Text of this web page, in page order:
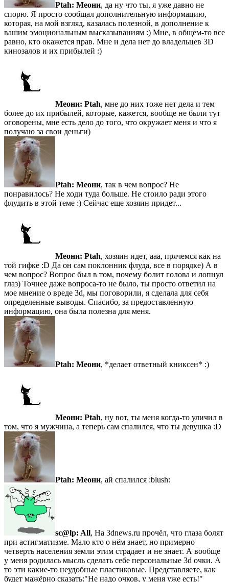
Ptah: Меони, да ну что ты, я уже давно не
спорю. Я просто сообщал дополнительную информацию,
которая, на мой взгляд, казалась полезной, в дополнение к
вашим эмоциональным высказываниям :) Мне, в общем-то все
равно, кто окажется прав. Мне и дела нет до владельцев 3D
кинозалов и их прибылей :)
Меони: Ptah, мне до них тоже нет дела и тем
более до их прибылей, которые, кажется, вообще не были тут
оговорены, мне есть дело до того, что окружает меня и что я
получаю за свои деньги)
Ptah: Меони, так в чем вопрос? Не
понравилось? Не ходи туда больше. Не стоило ради этого
флудить в этой теме :) Сейчас еще хозяин придет...
Меони: Ptah, хозяин идет, ааа, прячемся как на
той гифке :D Да он сам поклонник флуда, все в порядке) А в
чем вопрос? Вопрос был в том, почему болит голова и лопнул
глаз) Точнее даже вопроса-то не было, ты просто ответил на
мое мнение о вреде 3d, мы поговорили, я сделала для себя
определенные выводы. Спасибо, за предоставленную
информацию, она была полезна для меня.
Ptah: Меони, *делает ответный книксен* :)
Меони: Ptah, ну вот, ты меня когда-то уличил в
том, что я мужчина, а теперь сам спалился, что ты девушка :D
Ptah: Меони, ай спалился :blush:
sc@lp: All, На 3dnews.ru прочёл, что глаза болят
при астигматизме. Мало кто о нём знает, но примерно
четверть населения земли этим страдает и не знает. А вообще
у меня родилась мысль сделать себе персональные 3d очки. А
то эти какие-то неудобные пластиковые. Представляете, как
будет мажёрно сказать:"Не надо очков, у меня уже есть!"